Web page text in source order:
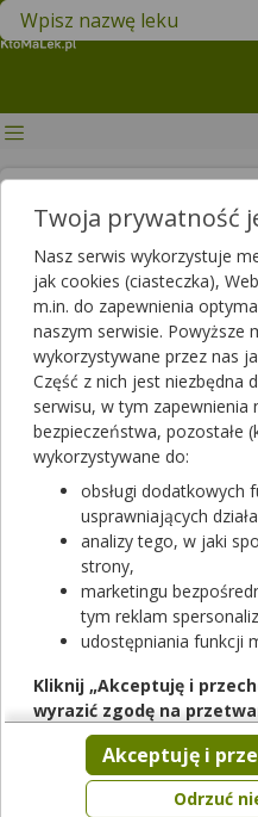
Znajdź lek w swojej okolicy
Owulacja
rozpoznać
Publikacja: 2022-07-08 12:02
Owulacja, potocznie
momentem cyklu
zapłodnienie. Uważnie
stanie stwierdzić, kiedy
rzeczywiście do niej
objawy owulacji?
Autor
Artykuł
magister farmacji
Twoja prywatność
Nasz serwis wykorzystuje
jak cookies (ciasteczka),
m.in. do zapewnienia
naszym serwisie. Powyższe
wykorzystywane przez nas
Część z nich jest niezbędna
serwisu, w tym zapewnienia
bezpieczeństwa, pozostałe
wykorzystywane do:
obsługi dodatkowych
usprawniających
analizy tego, w jaki
strony,
marketingu
tym reklam
udostępniania funkcji
Kliknij „Akceptuję i
wyrazić zgodę na
partnerów Twoich
Pamiętaj, że wyrażenie
zgodę możesz w każdej
Odrzuć
Akceptuję i